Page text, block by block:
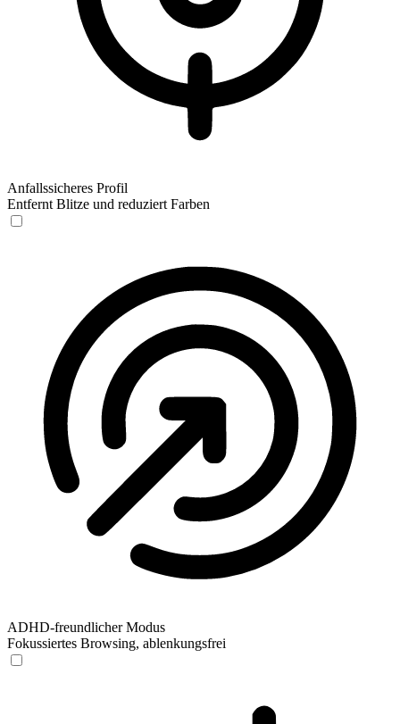
Anfallssicheres Profil
Entfernt Blitze und reduziert Farben
ADHD-freundlicher Modus
Fokussiertes Browsing, ablenkungsfrei